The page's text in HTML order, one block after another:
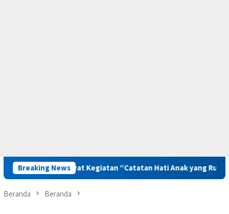
Breaking News
Bangkit Lewat Kegiatan “Catatan Hati Anak yang Runtuh”
Beranda Beranda